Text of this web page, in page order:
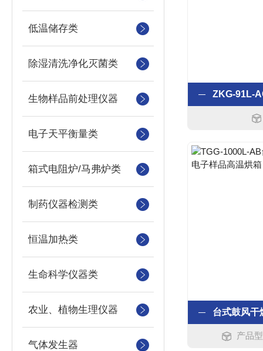
低温储存类
除湿清洗净化灭菌类
生物样品前处理仪器
电子天平衡量类
箱式电阻炉/马弗炉类
制药仪器检测类
恒温加热类
生命科学仪器类
农业、植物生理仪器
气体发生器
产品